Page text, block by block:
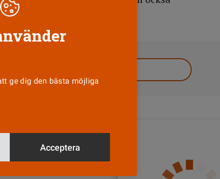
Tipsa oss!
ge dig den bästa möjliga
Acceptera